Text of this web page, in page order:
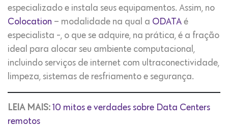
especializado e instala seus equipamentos. Assim, no
Colocation – modalidade na qual a ODATA é
especialista -, o que se adquire, na prática, é a fração
ideal para alocar seu ambiente computacional,
incluindo serviços de internet com ultraconectividade,
limpeza, sistemas de resfriamento e segurança.
LEIA MAIS: 10 mitos e verdades sobre Data Centers
remotos